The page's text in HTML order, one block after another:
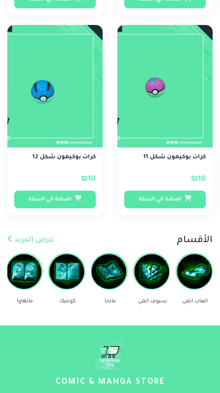
كرات بوكيمون شكل 11
₪10
اضافة الي السلة
كرات بوكيمون شكل 12
₪10
اضافة الي السلة
الأقسام عرض المزيد
العاب انمي سيوف انمي مانجا كوميك مانهاوا
COMIC & MANGA STORE